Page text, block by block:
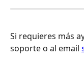
Si requieres más
soporte o al email